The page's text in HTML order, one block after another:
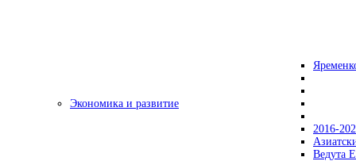
Экономика и развитие
2016-
Ведута